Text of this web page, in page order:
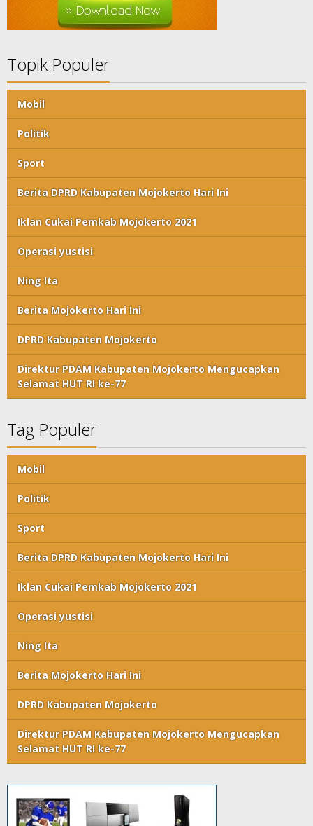
Topik Populer
Mobil
Politik
Sport
Berita DPRD Kabupaten Mojokerto Hari Ini
Iklan Cukai Pemkab Mojokerto 2021
Operasi yustisi
Ning Ita
Berita Mojokerto Hari Ini
DPRD Kabupaten Mojokerto
Direktur PDAM Kabupaten Mojokerto Mengucapkan
Selamat HUT RI ke-77
Tag Populer
Mobil
Politik
Sport
Berita DPRD Kabupaten Mojokerto Hari Ini
Iklan Cukai Pemkab Mojokerto 2021
Operasi yustisi
Ning Ita
Berita Mojokerto Hari Ini
DPRD Kabupaten Mojokerto
Direktur PDAM Kabupaten Mojokerto Mengucapkan
Selamat HUT RI ke-77